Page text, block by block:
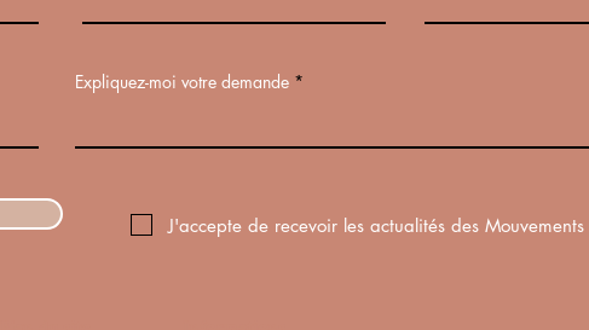
Expliquez-moi votre demande
J'accepte de recevoir les actualités des